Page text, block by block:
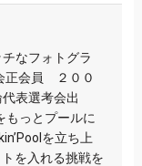
なフォトグラ
正会員 ２００
表選考会出
もっとプールに
を立ち上
を入れる挑戦を